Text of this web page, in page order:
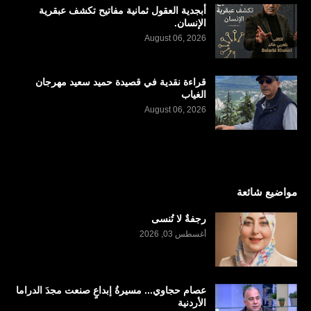
أبجدية العقول ثمانية مفاتيح تكشف عبقرية
الإنسان.
August 06, 2026
قراءة نقدية في قصيدة حميد سعيد مهرجان
الغياب
August 06, 2026
مواضيع شائعة
رجفةٌ لا تُنسى
أغسطس 03, 2026
عصام حجاوي... مسيرةُ إبداعٍ صنعت مجدَ الدراما
الأردنية